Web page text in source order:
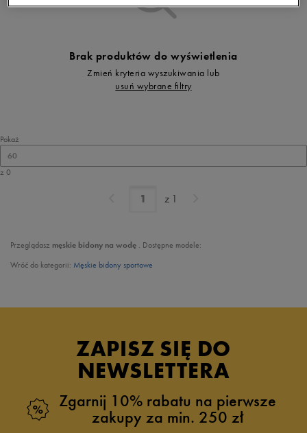
Brak produktów do wyświetlenia
Zmień kryteria wyszukiwania lub
usuń wybrane filtry
Pokaż
60
z 0
z 1
Przeglądasz męskie bidony na wodę . Dostępne modele:
Wróć do kategorii: Męskie bidony sportowe
ZAPISZ SIĘ DO
NEWSLETTERA
Zgarnij 10% rabatu na pierwsze
zakupy za min. 250 zł